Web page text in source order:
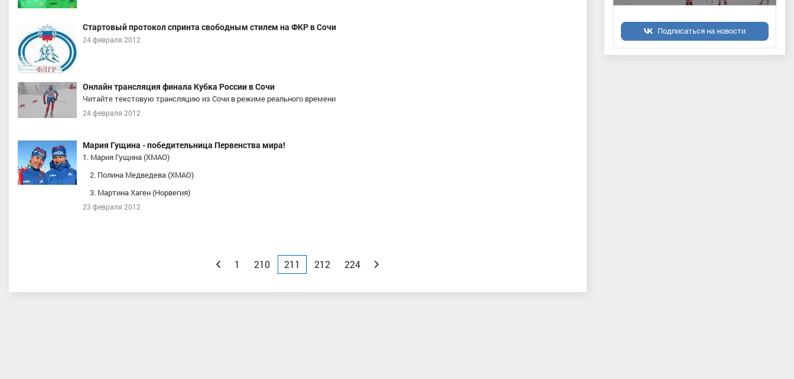
Стартовый протокол спринта свободным стилем на ФКР в Сочи
24 февраля 2012
Онлайн трансляция финала Кубка России в Сочи
Читайте текстовую трансляцию из Сочи в режиме реального времени
24 февраля 2012
Мария Гущина - победительница Первенства мира!
1. Мария Гущина (ХМАО)
2. Полина Медведева (ХМАО)
3. Мартина Хаген (Норвегия)
23 февраля 2012
Назад
1 210 211 212 224 Вперед
Подписаться на новости